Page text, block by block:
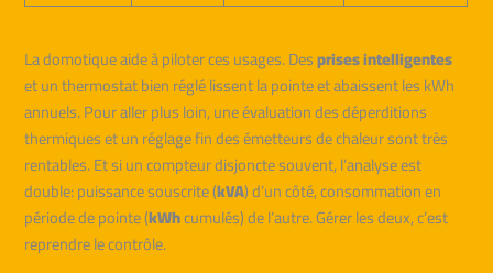
La domotique aide à piloter ces usages. Desprises intelligentes
et un thermostat bien réglé lissent la pointe et abaissent les kWh
annuels. Pour aller plus loin, une évaluation des déperditions
thermiques et un réglage fin des émetteurs de chaleur sont très
rentables. Et si un compteur disjoncte souvent, l’analyse est
double: puissance souscrite (kVA) d’un côté, consommation en
période de pointe (kWhcumulés) de l’autre. Gérer les deux, c’est
reprendre le contrôle.